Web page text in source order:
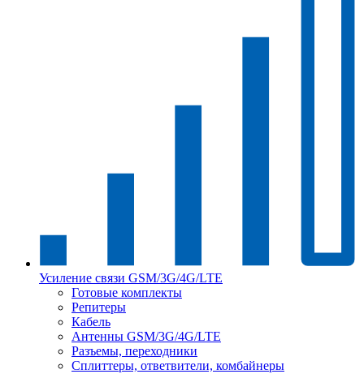
Усиление связи GSM/3G/4G/LTE
Готовые комплекты
Репитеры
Кабель
Антенны GSM/3G/4G/LTE
Разъемы, переходники
Сплиттеры, ответвители, комбайнеры